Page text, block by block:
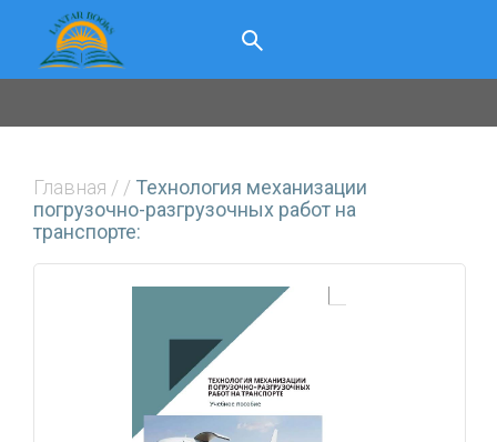
Главная / / Технология механизации
погрузочно-разгрузочных работ на
транспорте: